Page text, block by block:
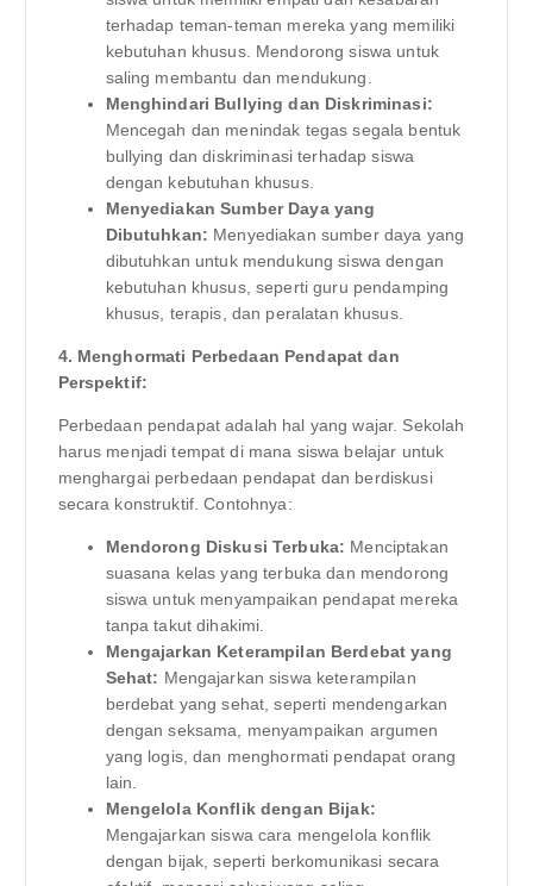
terhadap teman-teman mereka yang memiliki
kebutuhan khusus. Mendorong siswa untuk
saling membantu dan mendukung.
Menghindari Bullying dan Diskriminasi:
Mencegah dan menindak tegas segala bentuk
bullying dan diskriminasi terhadap siswa
dengan kebutuhan khusus.
Menyediakan Sumber Daya yang
Dibutuhkan: Menyediakan sumber daya yang
dibutuhkan untuk mendukung siswa dengan
kebutuhan khusus, seperti guru pendamping
khusus, terapis, dan peralatan khusus.
4. Menghormati Perbedaan Pendapat dan
Perspektif:
Perbedaan pendapat adalah hal yang wajar. Sekolah
harus menjadi tempat di mana siswa belajar untuk
menghargai perbedaan pendapat dan berdiskusi
secara konstruktif. Contohnya:
Mendorong Diskusi Terbuka: Menciptakan
suasana kelas yang terbuka dan mendorong
siswa untuk menyampaikan pendapat mereka
tanpa takut dihakimi.
Mengajarkan Keterampilan Berdebat yang
Sehat: Mengajarkan siswa keterampilan
berdebat yang sehat, seperti mendengarkan
dengan seksama, menyampaikan argumen
yang logis, dan menghormati pendapat orang
lain.
Mengelola Konflik dengan Bijak:
Mengajarkan siswa cara mengelola konflik
dengan bijak, seperti berkomunikasi secara